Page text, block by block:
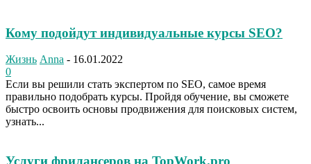
Кому подойдут индивидуальные курсы SEO?
Жизнь Anna - 16.01.2022
0
Если вы решили стать экспертом по SEO, самое время
правильно подобрать курсы. Пройдя обучение, вы сможете
быстро освоить основы продвижения для поисковых систем,
узнать...
Услуги фрилансеров на TopWork.pro